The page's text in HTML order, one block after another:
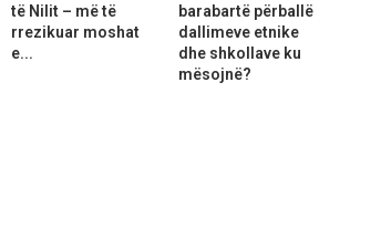
të Nilit – më të
rrezikuar moshat
e...
barabartë përballë
dallimeve etnike
dhe shkollave ku
mësojnë?